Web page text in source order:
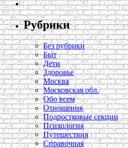
Рубрики
Без рубрики
Быт
Дети
Здоровье
Москва
Московская обл.
Обо всем
Отношения
Подростковые секции
Психология
Путешествия
Справочная